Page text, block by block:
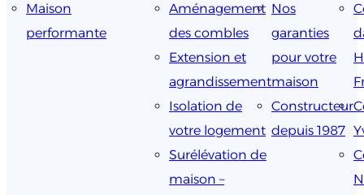
Maison
performante
Aménagement
des combles
Extension et
agrandissement
Isolation de
votre logement
Surélévation de
maison –
Nos
garanties
pour votre
maison
Constructeur
depuis 1987